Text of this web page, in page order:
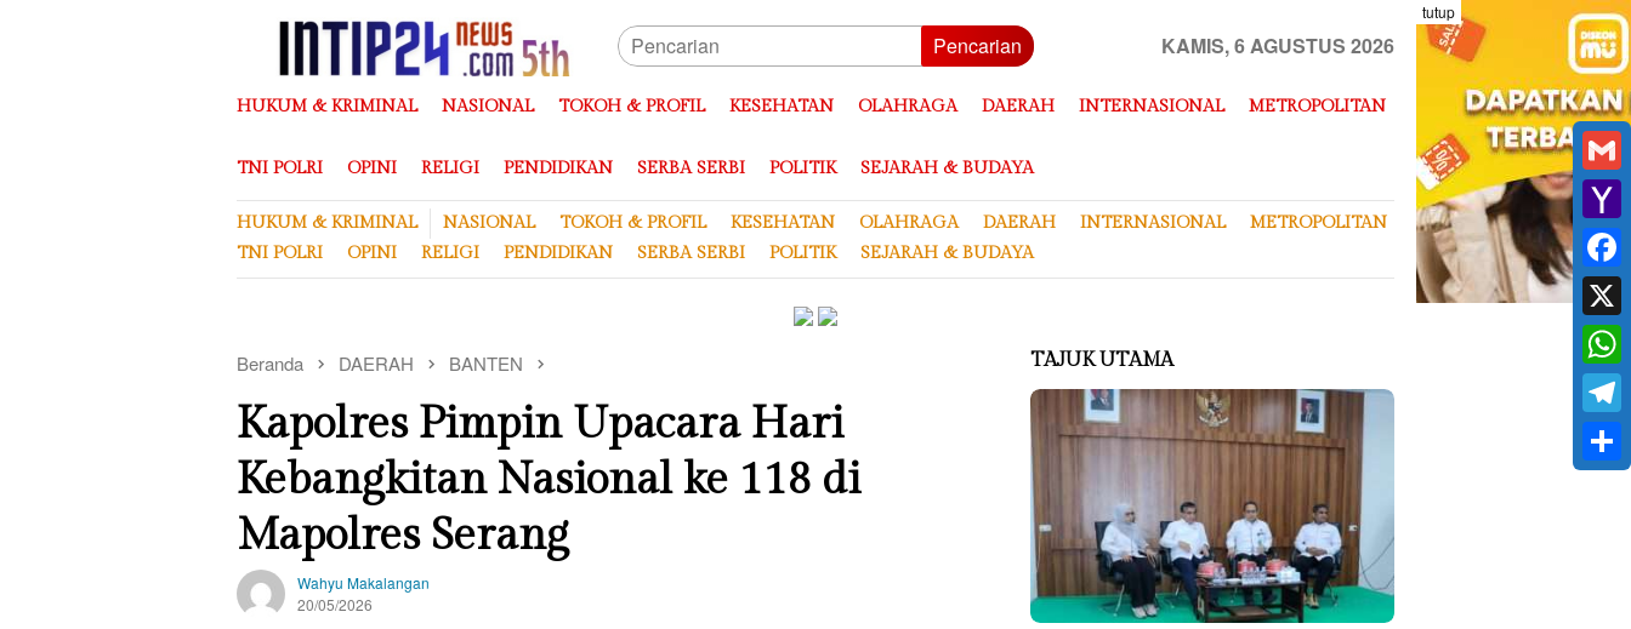
tutup
Pencarian KAMIS, 6 AGUSTUS 2026
HUKUM & KRIMINAL NASIONAL TOKOH & PROFIL KESEHATAN OLAHRAGA DAERAH INTERNASIONAL METROPOLITAN
TNI POLRI OPINI RELIGI PENDIDIKAN SERBA SERBI POLITIK SEJARAH & BUDAYA
HUKUM & KRIMINAL NASIONAL TOKOH & PROFIL KESEHATAN OLAHRAGA DAERAH INTERNASIONAL
METROPOLITAN
TNI POLRI
OPINI RELIGI PENDIDIKAN SERBA SERBI POLITIK SEJARAH & BUDAYA
Beranda DAERAH BANTEN
Kapolres Pimpin Upacara Hari
Kebangkitan Nasional ke 118 di
Mapolres Serang
Wahyu Makalangan
20/05/2026
TAJUK UTAMA
Mail
X